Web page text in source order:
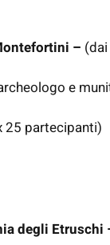
–
e
25 partecipanti)
degli Etruschi